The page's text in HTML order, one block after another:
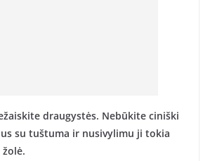
draugystės. Nebūkite ciniški
su tuštuma ir nusivylimu ji tokia